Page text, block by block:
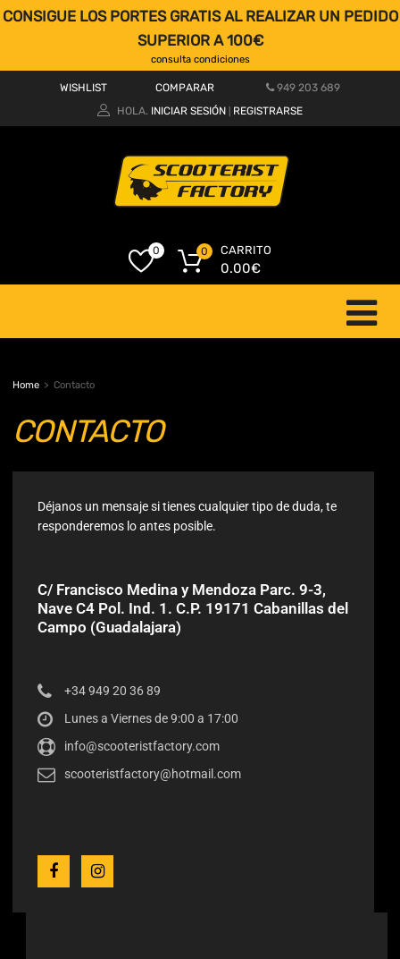
CONSIGUE LOS PORTES GRATIS AL REALIZAR UN PEDIDO
SUPERIOR A 100€
consulta condiciones
WISHLIST COMPARAR
949 203 689
HOLA. INICIAR SESIÓN REGISTRARSE
0 CARRITO
0.00€
0
Home > Contacto
CONTACTO
Déjanos un mensaje si tienes cualquier tipo de duda, te
responderemos lo antes posible.
C/ Francisco Medina y Mendoza Parc. 9-3,
Nave C4 Pol. Ind. 1. C.P. 19171 Cabanillas del
Campo (Guadalajara)
+34 949 20 36 89
Lunes a Viernes de 9:00 a 17:00
info@scooteristfactory.com
scooteristfactory@hotmail.com